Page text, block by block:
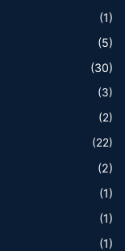
(1)
(5)
(30)
(3)
(2)
(22)
(2)
(1)
(1)
(1)